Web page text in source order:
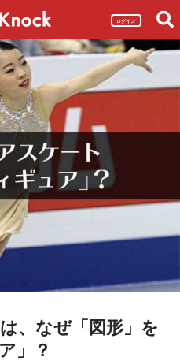
ログイン
、なぜ「図形」を
」？